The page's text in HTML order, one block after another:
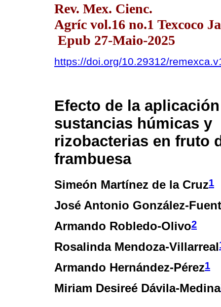
Rev. Mex. Cienc.
Agríc vol.16 no.1 Texcoco
Epub 27-Maio-2025
https://doi.org/10.29312/
Efecto de la
sustancias húmicas y
rizobacterias en fruto
frambuesa
Simeón Martínez de la Cruz1
José Antonio González-
Armando Robledo-Olivo2
Rosalinda Mendoza-Villarreal
Armando Hernández-Pérez1
Miriam Desireé Dávila-Medina